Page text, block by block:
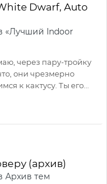
Dwarf, Auto
«Лучший Indoor
через пару-тройку
они чрезмерно
к кактусу. Ты его...
(архив)
Архив тем